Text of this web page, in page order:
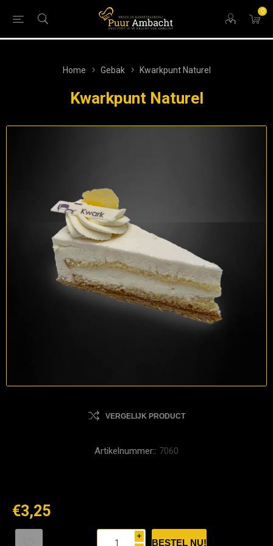
0
Home Gebak Kwarkpunt Naturel
Kwarkpunt Naturel
VERGELIJK PRODUCT
Artikelnummer:: 7060
€3,25
i